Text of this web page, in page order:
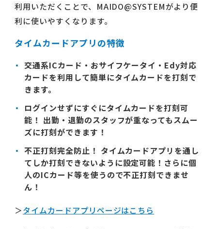
利用いただくことで、MAIDO@SYSTEMがより便
利に使いやすくなります。
タイムカードアプリの特徴
交通系ICカード・おサイフケータイ・Edy対応
カードを利用して簡単にタイムカードを打刻で
きます。
ログインせずにすぐにタイムカードを打刻可
能！ 出勤・退勤のスタッフが重なってもスムー
ズに打刻ができます！
不正打刻完全防止！ タイムカードアプリを通し
てしか打刻できないように設定可能！さらに個
人のICカード等を使うので不正打刻できませ
ん！
＞タイムカードアプリページはこちら